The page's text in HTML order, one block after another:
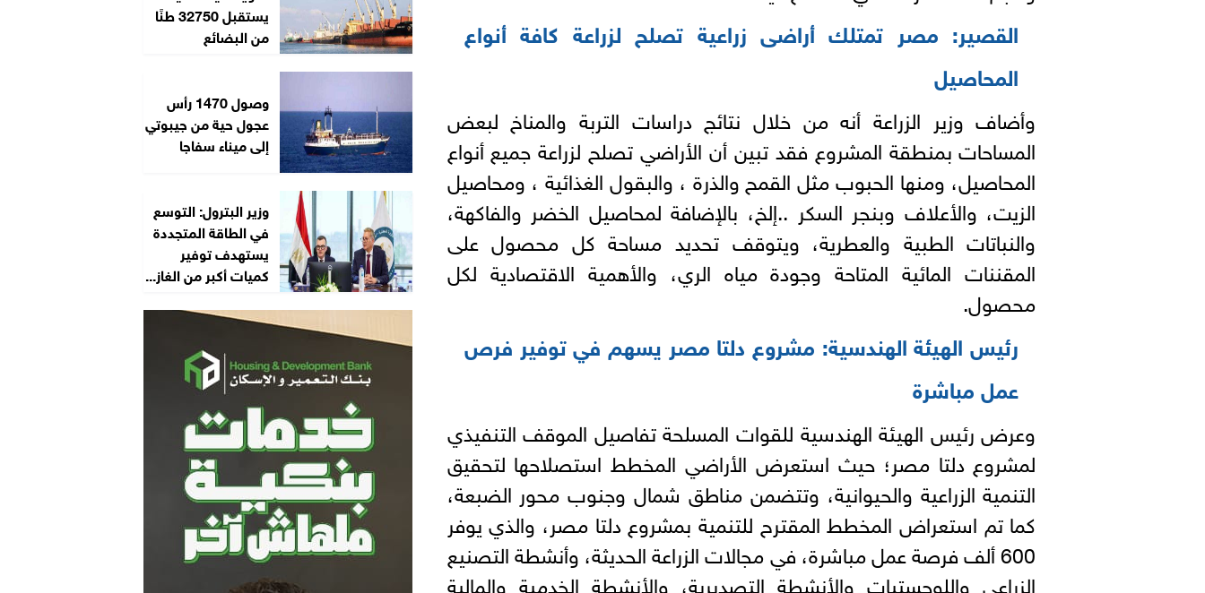
القصير: مصر تمتلك أراضى زراعية تصلح لزراعة كافة أنواع
المحاصيل
وأضاف وزير الزراعة أنه من خلال نتائج دراسات التربة والمناخ لبعض
المساحات بمنطقة المشروع فقد تبين أن الأراضي تصلح لزراعة جميع أنواع
المحاصيل، ومنها الحبوب مثل القمح والذرة ، والبقول الغذائية ، ومحاصيل
الزيت، والأعلاف وبنجر السكر ..إلخ، بالإضافة لمحاصيل الخضر والفاكهة،
والنباتات الطبية والعطرية، ويتوقف تحديد مساحة كل محصول على
المقننات المائية المتاحة وجودة مياه الري، والأهمية الاقتصادية لكل
محصول.
رئيس الهيئة الهندسية: مشروع دلتا مصر يسهم في توفير فرص
عمل مباشرة
وعرض رئيس الهيئة الهندسية للقوات المسلحة تفاصيل الموقف التنفيذي
لمشروع دلتا مصر؛ حيث استعرض الأراضي المخطط استصلاحها لتحقيق
التنمية الزراعية والحيوانية، وتتضمن مناطق شمال وجنوب محور الضبعة،
كما تم استعراض المخطط المقترح للتنمية بمشروع دلتا مصر، والذي يوفر
600 ألف فرصة عمل مباشرة، في مجالات الزراعة الحديثة، وأنشطة التصنيع
الزراعي واللوجستيات والأنشطة التصديرية، والأنشطة الخدمية والمالية
يستقبل 32750 طنًا
من البضائع
وصول 1470 رأس
عجول حية من جيبوتي
إلى ميناء سفاجا
وزير البترول: التوسع
في الطاقة المتجددة
يستهدف توفير
كميات أكبر من الغاز...